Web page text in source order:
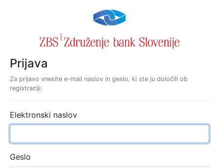
Prijava
Za prijavo vnesite e-mail naslov in geslo, ki ste ju določili ob
registraciji.
Elektronski naslov
Geslo